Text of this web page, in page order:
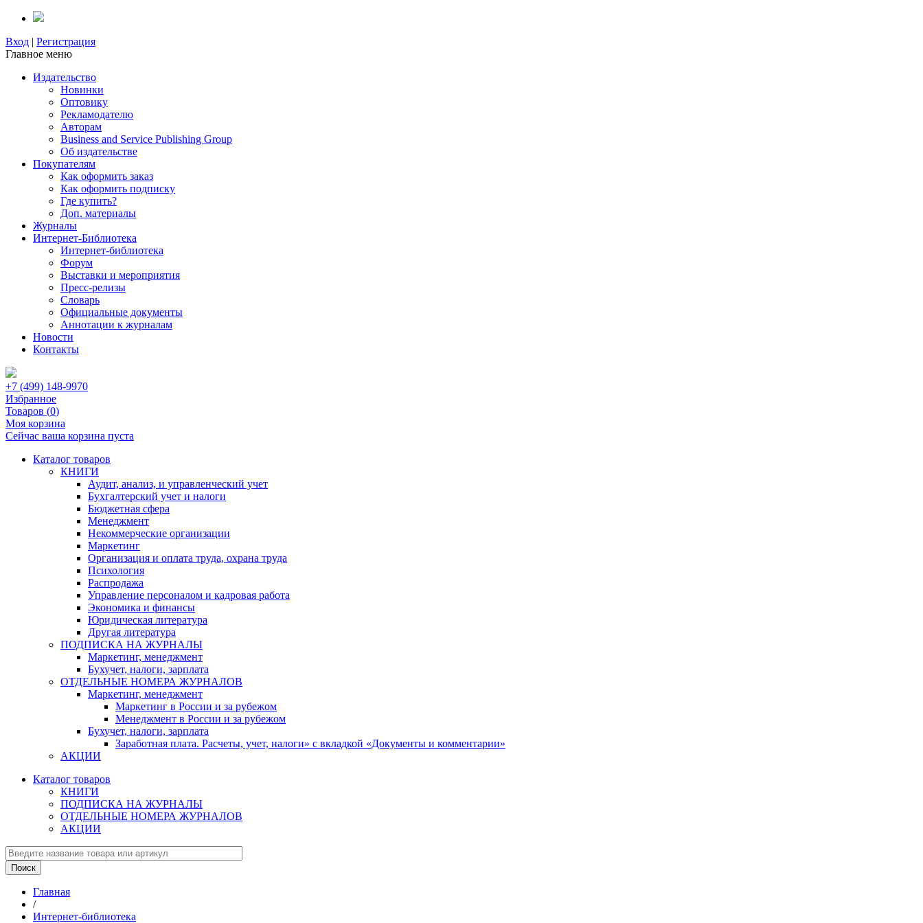
Вход | Регистрация
Главное меню
Издательство
Новинки
Оптовику
Рекламодателю
Авторам
Business and Service Publishing Group
Об издательстве
Покупателям
Как оформить заказ
Как оформить подписку
Где купить?
Доп. материалы
Журналы
Интернет-Библиотека
Интернет-библиотека
Форум
Выставки и мероприятия
Пресс-релизы
Словарь
Официальные документы
Аннотации к журналам
Новости
Контакты
+7 (499) 148-9970
Избранное
Товаров (0)
Моя корзина
Сейчас ваша корзина пуста
Каталог товаров
КНИГИ
Аудит, анализ, и управленческий учет
Бухгалтерский учет и налоги
Бюджетная сфера
Менеджмент
Некоммерческие организации
Маркетинг
Организация и оплата труда, охрана труда
Психология
Распродажа
Управление персоналом и кадровая работа
Экономика и финансы
Юридическая литература
Другая литература
ПОДПИСКА НА ЖУРНАЛЫ
Маркетинг, менеджмент
Бухучет, налоги, зарплата
ОТДЕЛЬНЫЕ НОМЕРА ЖУРНАЛОВ
Маркетинг, менеджмент
Маркетинг в России и за рубежом
Менеджмент в России и за рубежом
Бухучет, налоги, зарплата
Заработная плата. Расчеты, учет, налоги» с вкладкой «Документы и комментарии»
АКЦИИ
Каталог товаров
КНИГИ
ПОДПИСКА НА ЖУРНАЛЫ
ОТДЕЛЬНЫЕ НОМЕРА ЖУРНАЛОВ
АКЦИИ
Главная
/
Интернет-библиотека